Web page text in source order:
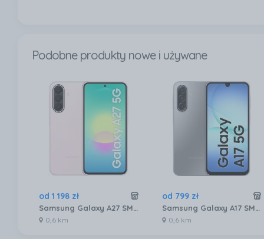
Podobne produkty nowe i używane
od 1 198 zł
Samsung Galaxy A27 SM-A276 6/128GB Jasnoróżowy
0,6 km
od 799 zł
Samsung Galaxy A17 SM-A176 4/256GB Szary
0,6 km